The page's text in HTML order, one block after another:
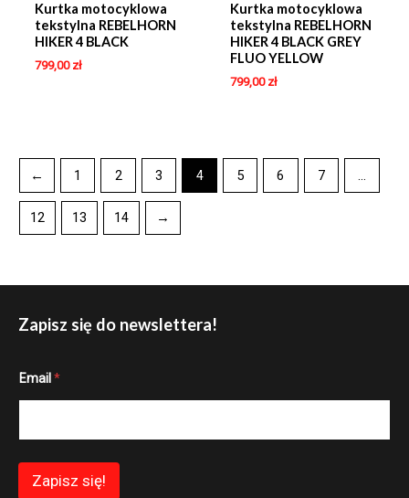
Kurtka motocyklowa
tekstylna REBELHORN
HIKER 4 BLACK
799,00 zł
Kurtka motocyklowa
tekstylna REBELHORN
HIKER 4 BLACK GREY
FLUO YELLOW
799,00 zł
← 1 2 3 4 5 6 7
12 13 14 →
Zapisz się do newslettera!
m
*
Email *
Zapisz się!